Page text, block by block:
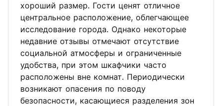
хороший размер. Гости ценят отличное
центральное расположение, облегчающее
исследование города. Однако некоторые
недавние отзывы отмечают отсутствие
социальной атмосферы и ограниченные
удобства, при этом шкафчики часто
расположены вне комнат. Периодически
возникают опасения по поводу
безопасности, касающиеся разделения зон